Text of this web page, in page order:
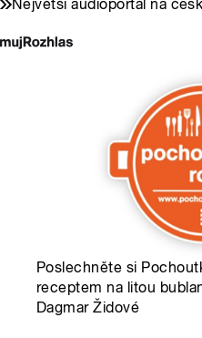
Největší audioportál na
Poslechněte si
receptem na litou
Dagmar Židové